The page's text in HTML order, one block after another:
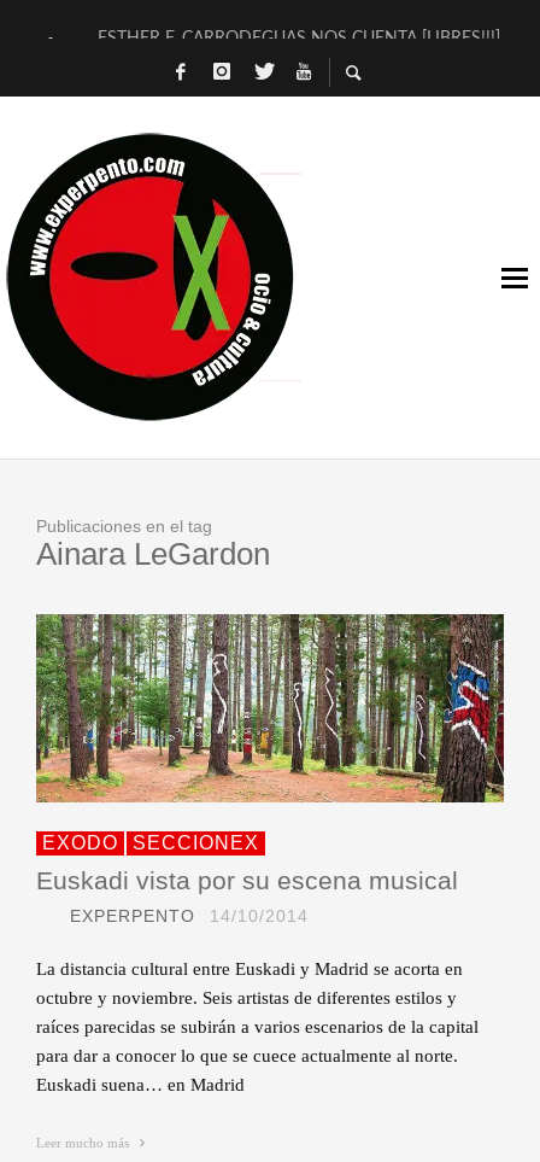
ESTHER F. CARRODEGUAS NOS CUENTA [LIBRES!!!]
[TERRA DE GUAPES] DE SANDRA MONFORT
TIMBRE 4, LA ESCUELA DEL DIRECTOR TEATRAL CLAUDIO
30 AÑOS (NO ES NADA) DE LA KATARSIS DEL TOMATAZO
MILITARES JUDÍAS EN #EXVITA
D’BALDOMEROS REINVENTAN [BITÁCORA 3.0] EN EXVITA
MARSHALL FLASH PRESENTA EN EXVITA [RELATIVA
JOFRE BARDAGÍ EN EXVITA INTERPRETANDO A SERRAT
Publicaciones en el tag
Ainara LeGardon
EXODO SECCIONEX
Euskadi vista por su escena musical
EXPERPENTO 14/10/2014
La distancia cultural entre Euskadi y Madrid se acorta en
octubre y noviembre. Seis artistas de diferentes estilos y
raíces parecidas se subirán a varios escenarios de la capital
para dar a conocer lo que se cuece actualmente al norte.
Euskadi suena… en Madrid
Leer mucho más